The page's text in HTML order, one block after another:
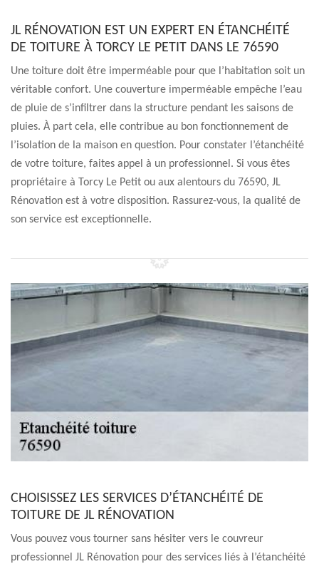
JL RÉNOVATION EST UN EXPERT EN ÉTANCHÉITÉ
DE TOITURE À TORCY LE PETIT DANS LE 76590
Une toiture doit être imperméable pour que l’habitation soit un
véritable confort. Une couverture imperméable empêche l’eau
de pluie de s’infiltrer dans la structure pendant les saisons de
pluies. À part cela, elle contribue au bon fonctionnement de
l’isolation de la maison en question. Pour constater l’étanchéité
de votre toiture, faites appel à un professionnel. Si vous êtes
propriétaire à Torcy Le Petit ou aux alentours du 76590, JL
Rénovation est à votre disposition. Rassurez-vous, la qualité de
son service est exceptionnelle.
CHOISISSEZ LES SERVICES D’ÉTANCHÉITÉ DE
TOITURE DE JL RÉNOVATION
Vous pouvez vous tourner sans hésiter vers le couvreur
professionnel JL Rénovation pour des services liés à l’étanchéité